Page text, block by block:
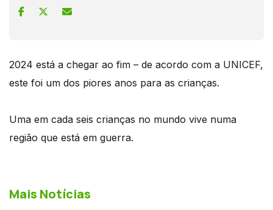
2024 está a chegar ao fim – de acordo com a UNICEF,
este foi um dos piores anos para as crianças.
Uma em cada seis crianças no mundo vive numa
região que está em guerra.
Mais Notícias